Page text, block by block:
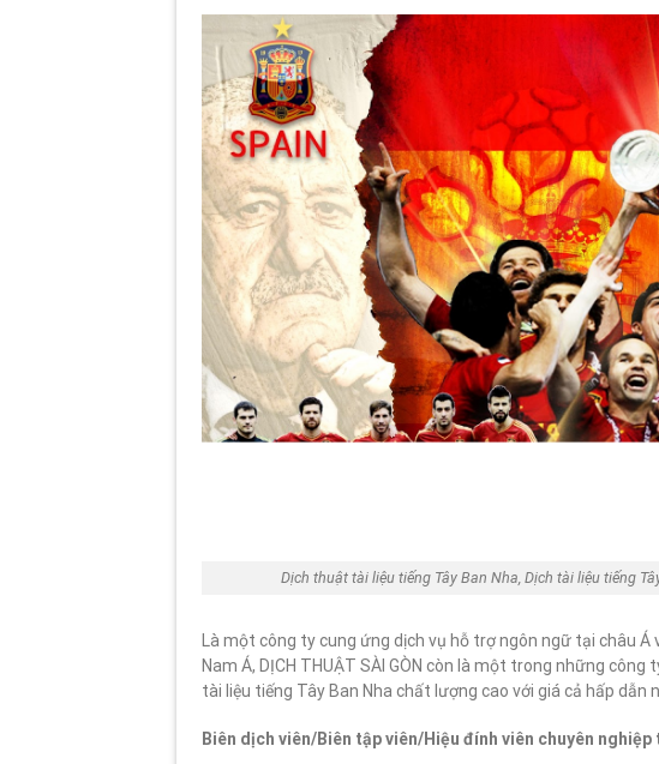
Dịch thuật tài liệu tiếng Tây Ban Nha, Dịch tài liệu tiếng
Là một công ty cung ứng dịch vụ hỗ trợ ngôn ngữ tại châu
Nam Á, DỊCH THUẬT SÀI GÒN còn là một trong những
tài liệu tiếng Tây Ban Nha chất lượng cao với giá cả hấp dẫn
Biên dịch viên/Biên tập viên/Hiệu đính viên chuyên